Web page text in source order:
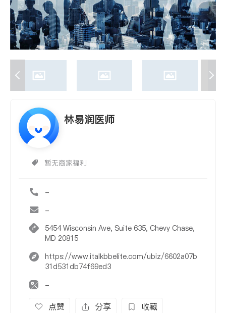
养老 非盈利组织
林易润医师
暂无商家福利
-
-
5454 Wisconsin Ave, Suite 635, Chevy Chase,
MD 20815
https://www.italkbbelite.com/ubiz/6602a07b
31d531db74f69ed3
-
点赞 分享 收藏